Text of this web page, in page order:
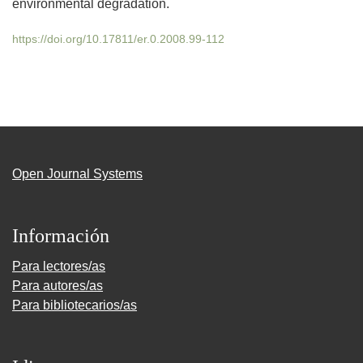
environmental degradation.
https://doi.org/10.17811/er.0.2008.99-112
Open Journal Systems
Información
Para lectores/as
Para autores/as
Para bibliotecarios/as